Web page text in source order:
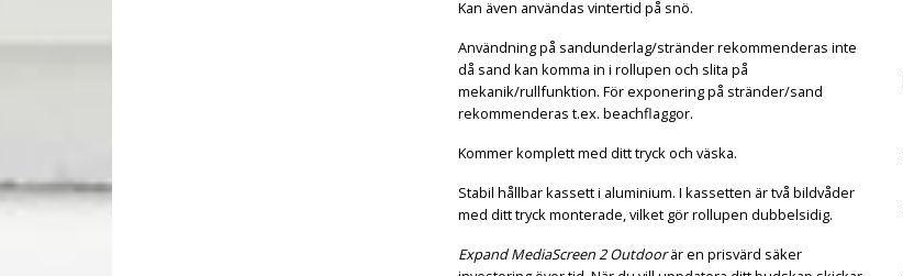
Kan även användas vintertid på snö.
Användning på sandunderlag/stränder rekommenderas inte
då sand kan komma in i rollupen och slita på
mekanik/rullfunktion. För exponering på stränder/sand
rekommenderas t.ex. beachflaggor.
Kommer komplett med ditt tryck och väska.
Stabil hållbar kassett i aluminium. I kassetten är två bildvåder
med ditt tryck monterade, vilket gör rollupen dubbelsidig.
Expand MediaScreen 2 Outdoorär en prisvärd säker